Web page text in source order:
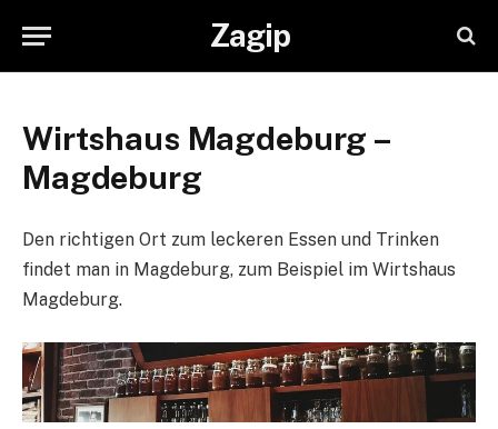
Zagip
Wirtshaus Magdeburg –
Magdeburg
Den richtigen Ort zum leckeren Essen und Trinken
findet man in Magdeburg, zum Beispiel im Wirtshaus
Magdeburg.